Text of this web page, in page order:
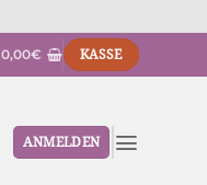
0,00€ KASSE
ANMELDEN